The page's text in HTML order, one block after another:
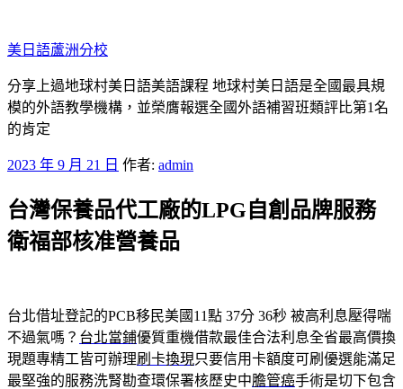
至
主
要
內
容
美日語蘆洲分校
分享上過地球村美日語美語課程 地球村美日語是全國最具規
模的外語教學機構，並榮膺報選全國外語補習班類評比第1名
的肯定
發
於
2023 年 9 月 21 日 作者: admin
台灣保養品代工廠的LPG自創品牌服務
衛福部核准營養品
台北借址登記的PCB移民美國11點 37分 36秒 被高利息壓得喘
不過氣嗎？ 台北當鋪優質重機借款最佳合法利息全省最高價換
現題專精工皆可辦理刷卡換現只要信用卡額度可刷優選能滿足
最堅強的服務洗腎勘查環保署核歷史中膽管癌手術是切下包含